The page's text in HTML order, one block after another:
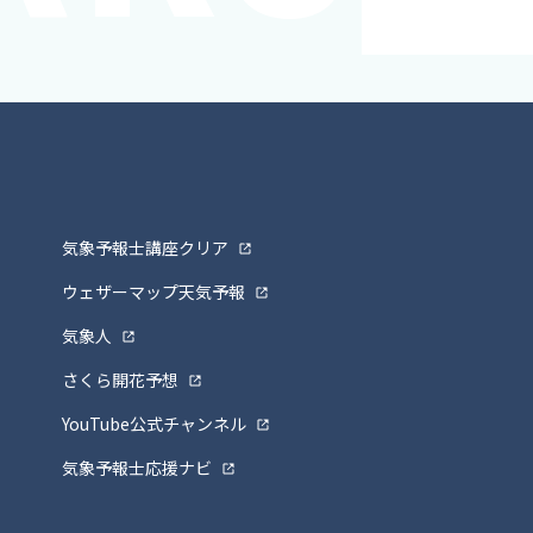
気象予報士講座クリア
ウェザーマップ天気予報
気象人
さくら開花予想
YouTube公式チャンネル
気象予報士応援ナビ